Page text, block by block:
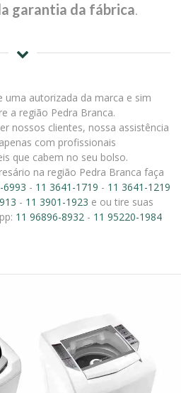
garantia da fábrica.
uma autorizada da marca e sim
a região Pedra Branca.
nossos clientes, nossa assistência
com profissionais
que cabem no seu bolso.
na região Pedra Branca faça
6993 - 11 3641-1719 - 11 3641-1219
- 11 3901-1923 e ou tire suas
11 96896-8932 - 11 95220-1984